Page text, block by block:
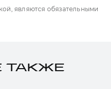
являются обязательными
ТАКЖЕ